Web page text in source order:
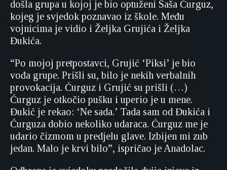
došla grupa u kojoj je bio optuženi Saša Ćurguz,
kojeg je svjedok poznavao iz škole. Među
vojnicima je vidio i Željka Grujića i Željka
Đukića.
“Po mojoj pretpostavci, Grujić ‘Piksi’ je bio
vođa grupe. Prišli su, bilo je nekih verbalnih
provokacija. Ćurguz i Grujić su prišli (…)
Ćurguz je otkočio pušku i uperio je u mene.
Đukić je rekao: ‘Ne sada.’ Tada sam od Đukića i
Ćurguza dobio nekoliko udaraca. Ćurguz me je
udario čizmom u predjelu glave. Izbijen mi zub
jedan. Malo je krvi bilo”, ispričao je Anadolac.